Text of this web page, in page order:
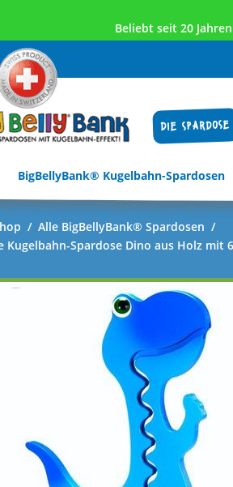
Beliebt seit 20
DIE SPARDOSE
BigBellyBank® Kugelbahn-Spardosen
/ Alle BigBellyBank® Spardosen /
Kugelbahn-Spardose Dino aus Holz mit